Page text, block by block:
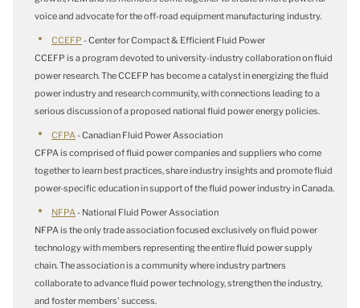
voice and advocate for the off-road equipment manufacturing industry.
CCEFP - Center for Compact & Efficient Fluid Power
CCEFP is a program devoted to university-industry collaboration on fluid
power research. The CCEFP has become a catalyst in energizing the fluid
power industry and research community, with connections leading to a
serious discussion of a proposed national fluid power energy policies.
CFPA- Canadian Fluid Power Association
CFPA is comprised of fluid power companies and suppliers who come
together to learn best practices, share industry insights and promote fluid
power-specific education in support of the fluid power industry in Canada.
NFPA- National Fluid Power Association
NFPA is the only trade association focused exclusively on fluid power
technology with members representing the entire fluid power supply
chain. The association is a community where industry partners
collaborate to advance fluid power technology, strengthen the industry,
and foster members' success.